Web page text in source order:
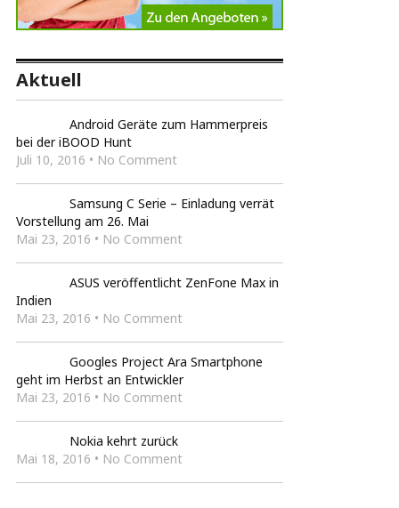
Aktuell
Android Geräte zum Hammerpreis
bei der iBOOD Hunt
Juli 10, 2016 • No Comment
Samsung C Serie – Einladung verrät
Vorstellung am 26. Mai
Mai 23, 2016 • No Comment
ASUS veröffentlicht ZenFone Max in
Indien
Mai 23, 2016 • No Comment
Googles Project Ara Smartphone
geht im Herbst an Entwickler
Mai 23, 2016 • No Comment
Nokia kehrt zurück
Mai 18, 2016 • No Comment